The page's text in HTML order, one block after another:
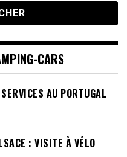
CARS
AU PORTUGAL
: VISITE À VÉLO